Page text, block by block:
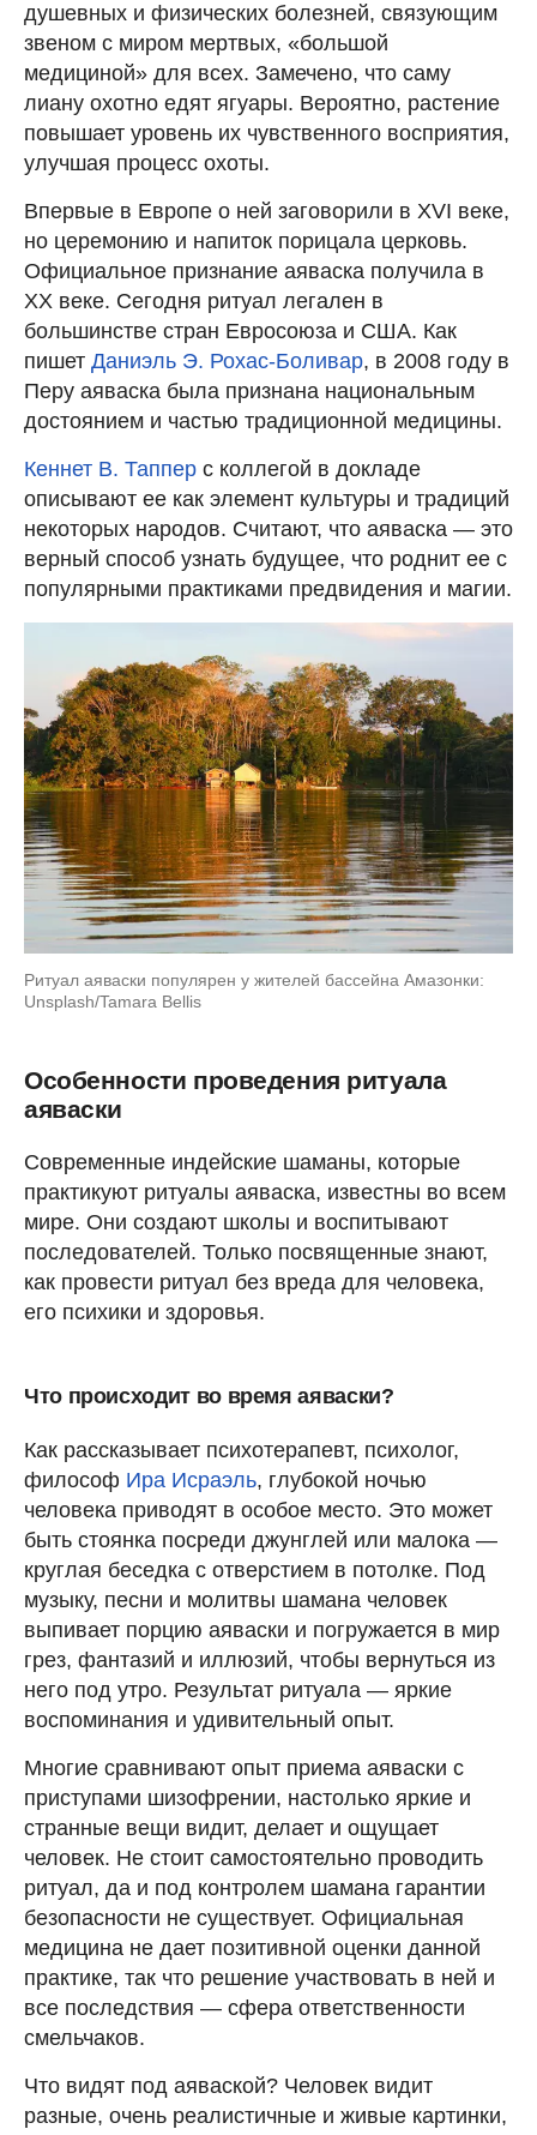
душевных и физических болезней, связующим
звеном с миром мертвых, «большой
медициной» для всех. Замечено, что саму
лиану охотно едят ягуары. Вероятно, растение
повышает уровень их чувственного восприятия,
улучшая процесс охоты.
Впервые в Европе о ней заговорили в XVI веке,
но церемонию и напиток порицала церковь.
Официальное признание аяваска получила в
ХХ веке. Сегодня ритуал легален в
большинстве стран Евросоюза и США. Как
пишет Даниэль Э. Рохас-Боливар, в 2008 году в
Перу аяваска была признана национальным
достоянием и частью традиционной медицины.
Кеннет В. Таппер с коллегой в докладе
описывают ее как элемент культуры и традиций
некоторых народов. Считают, что аяваска — это
верный способ узнать будущее, что роднит ее с
популярными практиками предвидения и магии.
Ритуал аяваски популярен у жителей бассейна Амазонки:
Unsplash/Tamara Bellis
Особенности проведения ритуала
аяваски
Современные индейские шаманы, которые
практикуют ритуалы аяваска, известны во всем
мире. Они создают школы и воспитывают
последователей. Только посвященные знают,
как провести ритуал без вреда для человека,
его психики и здоровья.
Что происходит во время аяваски?
Как рассказывает психотерапевт, психолог,
философ Ира Исраэль, глубокой ночью
человека приводят в особое место. Это может
быть стоянка посреди джунглей или малока —
круглая беседка с отверстием в потолке. Под
музыку, песни и молитвы шамана человек
выпивает порцию аяваски и погружается в мир
грез, фантазий и иллюзий, чтобы вернуться из
него под утро. Результат ритуала — яркие
воспоминания и удивительный опыт.
Многие сравнивают опыт приема аяваски с
приступами шизофрении, настолько яркие и
странные вещи видит, делает и ощущает
человек. Не стоит самостоятельно проводить
ритуал, да и под контролем шамана гарантии
безопасности не существует. Официальная
медицина не дает позитивной оценки данной
практике, так что решение участвовать в ней и
все последствия — сфера ответственности
смельчаков.
Что видят под аяваской? Человек видит
разные, очень реалистичные и живые картинки,